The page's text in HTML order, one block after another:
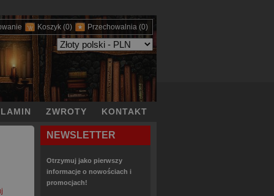
Koszyk (0) Przechowalnia (0)
ZWROTY KONTAKT
NEWSLETTER
Otrzymuj jako pierwszy
informacje o nowościach i
promocjach!